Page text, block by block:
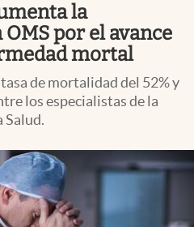
la
por el avance
mortal
de mortalidad del 52% y
los especialistas de la
Salud.